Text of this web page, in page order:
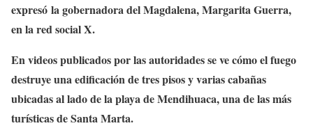
expresó la gobernadora del Magdalena, Margarita Guerra,
en la red social X.
En videos publicados por las autoridades se ve cómo el fuego
destruye una edificación de tres pisos y varias cabañas
ubicadas al lado de la playa de Mendihuaca, una de las más
turísticas de Santa Marta.